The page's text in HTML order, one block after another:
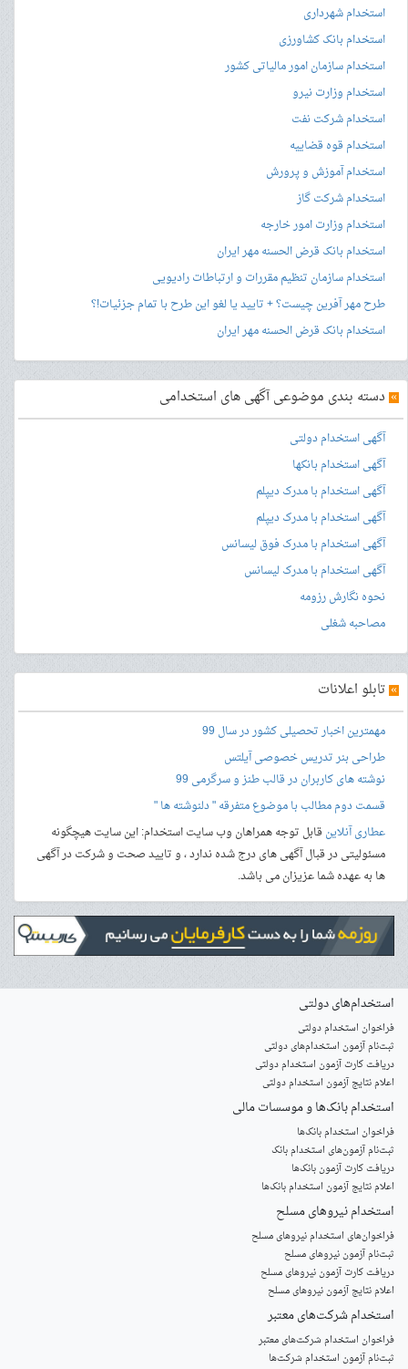
استخدام شهرداری
استخدام بانک کشاورزی
استخدام سازمان امور مالیاتی کشور
استخدام وزارت نیرو
استخدام شرکت نفت
استخدام قوه قضاییه
استخدام آموزش و پرورش
استخدام شرکت گاز
استخدام وزارت امور خارجه
استخدام بانک قرض الحسنه مهر ایران
استخدام سازمان تنظیم مقررات و ارتباطات رادیویی
طرح مهر آفرین چیست؟ + تایید یا لغو این طرح با تمام جزئیات!؟
استخدام بانک قرض الحسنه مهر ایران
» دسته بندی موضوعی آگهی های استخدامی
آگهی استخدام دولتی
آگهی استخدام بانکها
آگهی استخدام با مدرک دیپلم
آگهی استخدام با مدرک دیپلم
آگهی استخدام با مدرک فوق لیسانس
آگهی استخدام با مدرک لیسانس
نحوه نگارش رزومه
مصاحبه شغلی
» تابلو اعلانات
مهمترین اخبار تحصیلی کشور در سال 99
طراحی بنرتدریس خصوصی آیلتس
نوشته های کاربران در قالب طنز و سرگرمی 99
قسمت دوم مطالب با موضوع متفرقه " دلنوشته ها "
عطاری آنلاینقابل توجه همراهان وب سایت استخدام: این سایت هیچگونه
مسئولیتی در قبال آگهی های درج شده ندارد ، و تایید صحت و شرکت در آگهی
ها به عهده شما عزیزان می باشد.
استخدام‌های دولتی
فراخوان استخدام دولتی
ثبت‌نام آزمون‌ استخدام‌های دولتی
دریافت کارت آزمون استخدام دولتی
اعلام نتایج آزمون استخدام دولتی
استخدام‌ بانک‌ها و موسسات مالی
فراخوان استخدام بانک‌ها
‌ثبت‌نام آزمون‌های استخدام بانک
دریافت کارت آزمون بانک‌ها
اعلام نتایج آزمون استخدام بانک‌ها
استخدام‌ نیروهای مسلح
‌فراخوان‌های استخدام‌ نیروهای مسلح
ثبت‌نام آزمون نیروهای مسلح
دریافت کارت آزمون نیروهای مسلح
اعلام نتایج آزمون نیروهای مسلح
استخدام‌ شرکت‌های معتبر
فراخوان استخدام شرکت‌های معتبر
ثبت‌نام آزمون استخدام شرکت‌ها